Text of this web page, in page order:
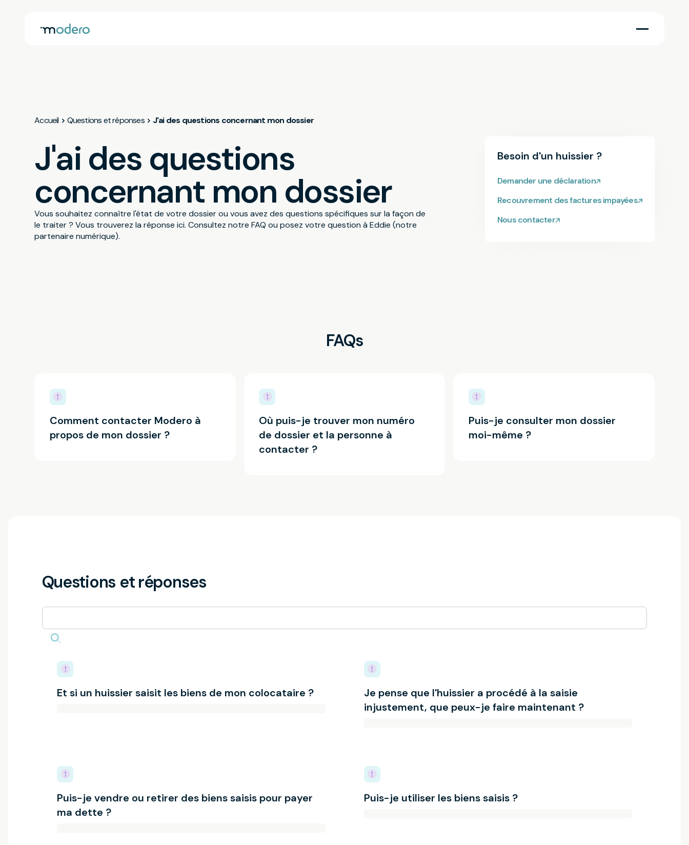
Accueil Questions et réponses J'ai des questions concernant mon dossier
J'ai des questions
concernant mon dossier
Vous souhaitez connaître l'état de votre dossier ou vous avez des questions spécifiques sur la façon de
le traiter ? Vous trouverez la réponse ici. Consultez notre FAQ ou posez votre question à Eddie (notre
partenaire numérique).
Besoin d'un huissier ?
Demander une déclaration
Recouvrement des factures impayées
Nous contacter
FAQs
Comment contacter Modero à
propos de mon dossier ?
Où puis-je trouver mon numéro
de dossier et la personne à
contacter ?
Puis-je consulter mon dossier
moi-même ?
Questions et réponses
Et si un huissier saisit les biens de mon colocataire ?
Je pense que l'huissier a procédé à la saisie
injustement, que peux-je faire maintenant ?
Puis-je vendre ou retirer des biens saisis pour payer
ma dette ?
Puis-je utiliser les biens saisis ?